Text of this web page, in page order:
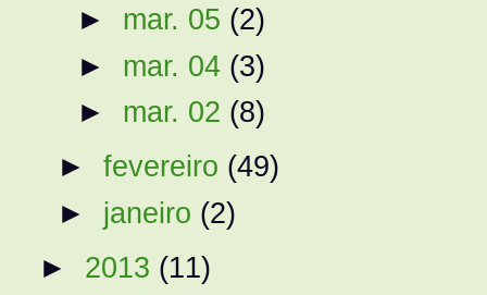
► mar. 05 (2)
► mar. 04 (3)
► mar. 02 (8)
►fevereiro (49)
► janeiro (2)
► 2013 (11)